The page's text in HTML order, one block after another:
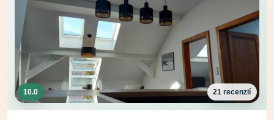
10.0 21 recenzií